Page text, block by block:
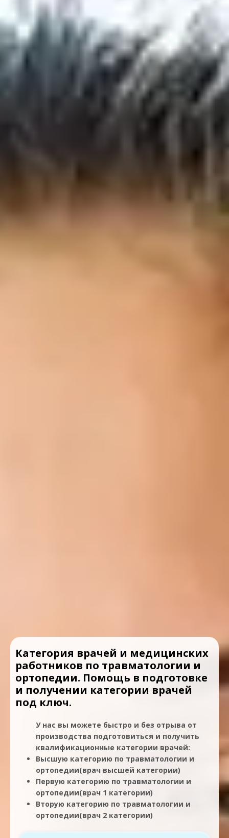
Категория врачей и медицинских
работников по травматологии и
ортопедии. Помощь в подготовке
и получении категории врачей
под ключ.
У нас вы можете быстро и без отрыва от
производства подготовиться и получить
квалификационные категории врачей:
Высшую категорию по травматологии и
ортопедии(врач высшей категории)
Первую категорию по травматологии и
ортопедии(врач 1 категории)
Вторую категорию по травматологии и
ортопедии(врач 2 категории)